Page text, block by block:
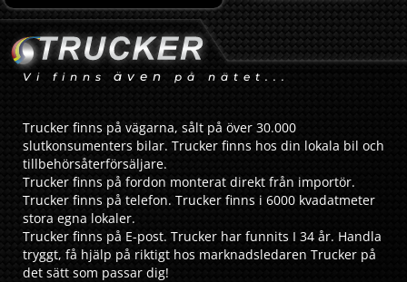
Vi finns även på nätet...
Trucker finns på vägarna, sålt på över 30.000
slutkonsumenters bilar. Trucker finns hos din lokala bil och
tillbehörsåterförsäljare.
Trucker finns på fordon monterat direkt från importör.
Trucker finns på telefon. Trucker finns i 6000 kvadatmeter
stora egna lokaler.
Trucker finns på E-post. Trucker har funnits I 34 år. Handla
tryggt, få hjälp på riktigt hos marknadsledaren Trucker på
det sätt som passar dig!